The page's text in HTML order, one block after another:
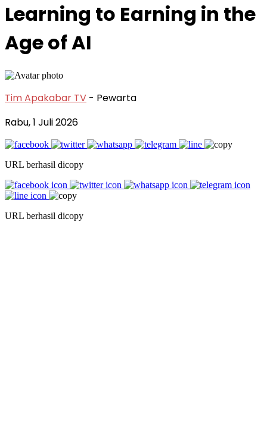
Learning to Earning in the
Age of AI
Tim Apakabar TV - Pewarta
Rabu, 1 Juli 2026
URL berhasil dicopy
URL berhasil dicopy